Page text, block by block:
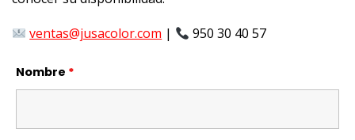
ventas@jusacolor.com | 950 30 40 57
Nombre *